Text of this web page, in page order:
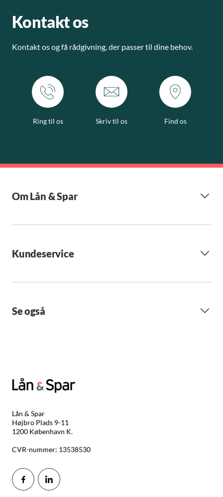
Kontakt os
Kontakt os og få rådgivning, der passer til dine behov.
Ring til os Skriv til os Find os
Om Lån & Spar
Kundeservice
Se også
Lån & Spar
Højbro Plads 9-11
1200 København K.
CVR-nummer: 13538530